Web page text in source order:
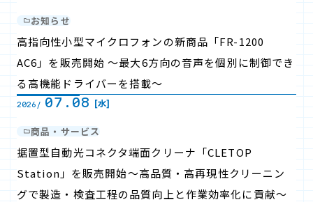
お知らせ
高指向性小型マイクロフォンの新商品「FR-1200
AC6」を販売開始 ～最大6方向の音声を個別に制御でき
る高機能ドライバーを搭載～
2026/ 07.08 [水]
商品・サービス
据置型自動光コネクタ端面クリーナ「CLETOP
Station」を販売開始～高品質・高再現性クリーニン
グで製造・検査工程の品質向上と作業効率化に貢献～